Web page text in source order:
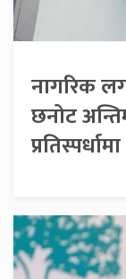
नागरिक
छनोट
प्रतिस्पर्धामा